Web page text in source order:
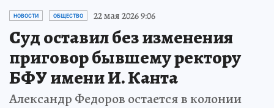
НОВОСТИ ОБЩЕСТВО 22 мая 2026 9:06
Суд оставил без изменения
приговор бывшему ректору
БФУ имени И. Канта
Александр Федоров остается в колонии